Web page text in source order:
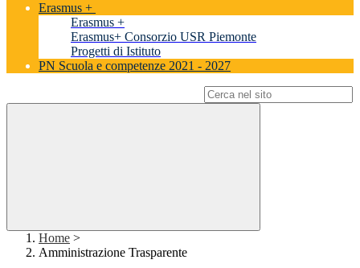
Erasmus +
Erasmus +
Erasmus+ Consorzio USR Piemonte
Progetti di Istituto
PN Scuola e competenze 2021 - 2027
Home >
Amministrazione Trasparente